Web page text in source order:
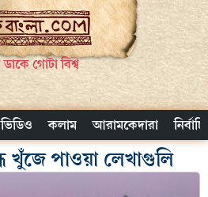
গোটা বিশ্ব
ভিডিও কলাম আরামকেদারা
খুঁজে পাওয়া লেখাগুলি